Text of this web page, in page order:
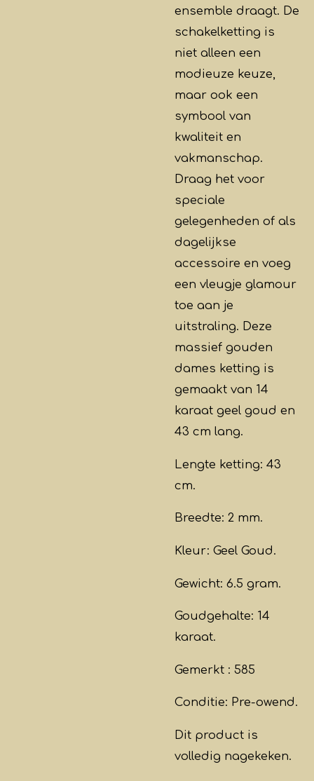
ensemble draagt. De
schakelketting is
niet alleen een
modieuze keuze,
maar ook een
symbool van
kwaliteit en
vakmanschap.
Draag het voor
speciale
gelegenheden of als
dagelijkse
accessoire en voeg
een vleugje glamour
toe aan je
uitstraling. Deze
massief gouden
dames ketting is
gemaakt van 14
karaat geel goud en
43 cm lang.
Lengte ketting: 43
cm.
Breedte: 2 mm.
Kleur: Geel Goud.
Gewicht: 6.5 gram.
Goudgehalte: 14
karaat.
Gemerkt : 585
Conditie: Pre-owend.
Dit product is
volledig nagekeken.